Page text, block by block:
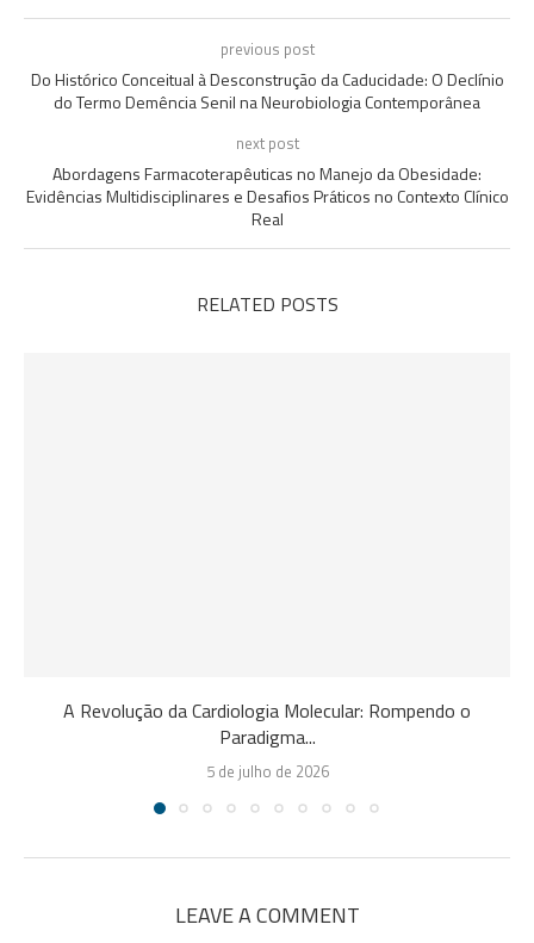
previous post
Do Histórico Conceitual à Desconstrução da Caducidade: O Declínio
do Termo Demência Senil na Neurobiologia Contemporânea
next post
Abordagens Farmacoterapêuticas no Manejo da Obesidade:
Evidências Multidisciplinares e Desafios Práticos no Contexto Clínico
Real
RELATED POSTS
A Revolução da Cardiologia Molecular: Rompendo o
Paradigma...
5 de julho de 2026
LEAVE A COMMENT